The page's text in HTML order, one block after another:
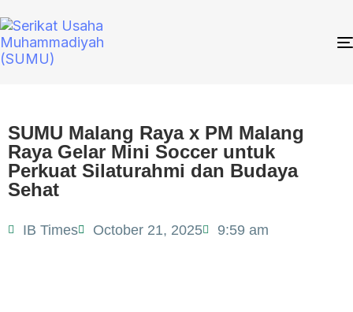
SUMU Malang Raya x PM Malang
Raya Gelar Mini Soccer untuk
Perkuat Silaturahmi dan Budaya
Sehat
IB Times October 21, 2025 9:59 am